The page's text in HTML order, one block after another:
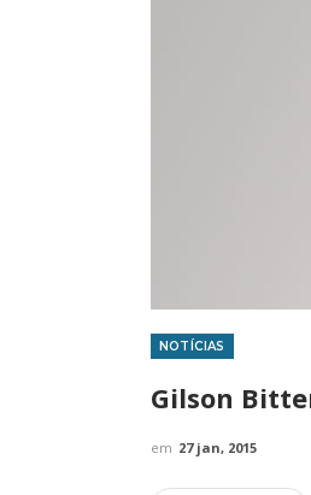
NOTÍCIAS
Gilson
em 27 jan, 2015